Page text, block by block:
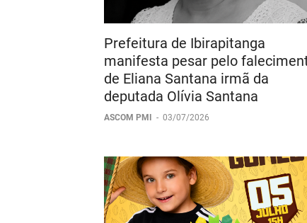
Prefeitura de Ibirapitanga
manifesta pesar pelo
de Eliana Santana irmã da
deputada Olívia Santana
ASCOM PMI - 03/07/2026